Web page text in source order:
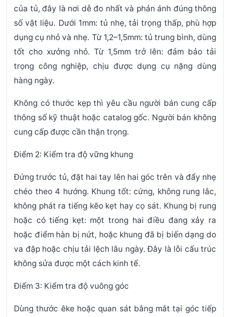
của tủ, đây là nơi dễ đo nhất và phản ánh đúng thông
số vật liệu. Dưới 1mm: tủ nhẹ, tải trọng thấp, phù hợp
dụng cụ nhỏ và nhẹ. Từ 1,2–1,5mm: tủ trung bình, dùng
tốt cho xưởng nhỏ. Từ 1,5mm trở lên: đảm bảo tải
trọng công nghiệp, chịu được dụng cụ nặng dùng
hàng ngày.
Không có thước kẹp thì yêu cầu người bán cung cấp
thông số kỹ thuật hoặc catalog gốc. Người bán không
cung cấp được cần thận trọng.
Điểm 2: Kiểm tra độ vững khung
Đứng trước tủ, đặt hai tay lên hai góc trên và đẩy nhẹ
chéo theo 4 hướng. Khung tốt: cứng, không rung lắc,
không phát ra tiếng kẽo kẹt hay cọ sát. Khung bị rung
hoặc có tiếng kẹt: một trong hai điều đang xảy ra
hoặc điểm hàn bị nứt, hoặc khung đã bị biến dạng do
va đập hoặc chịu tải lệch lâu ngày. Đây là lỗi cấu trúc
không sửa được một cách kinh tế.
Điểm 3: Kiểm tra độ vuông góc
Dùng thước êke hoặc quan sát bằng mắt tại góc tiếp